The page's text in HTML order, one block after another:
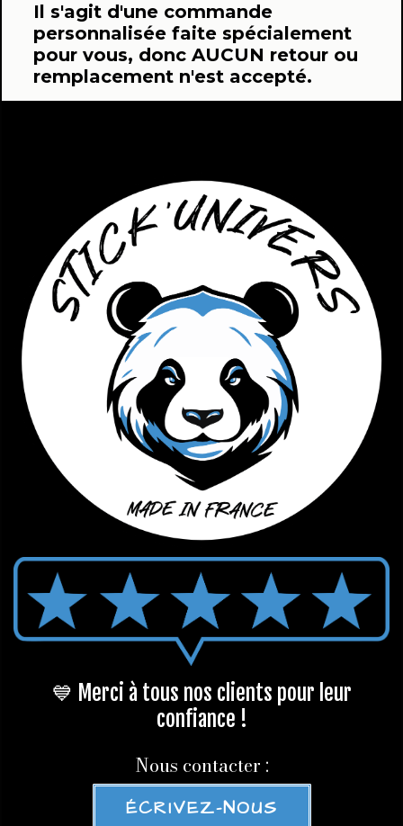
Il s'agit d'une commande
personnalisée faite spécialement
pour vous, donc AUCUN retour ou
remplacement n'est accepté.
💙 Merci à tous nos clients pour leur
confiance !
Nous contacter :
ÉCRIVEZ-NOUS